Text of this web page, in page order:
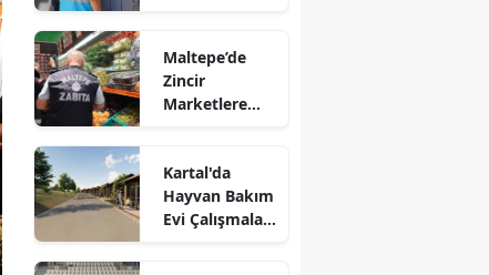
Maltepe’de
Zincir
Marketlere
Kartal'da
Hayvan Bakım
Evi Çalışmaları